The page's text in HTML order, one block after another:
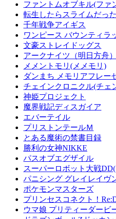
ファントムオブキル(ファ
転生したらスライムだっ
千年戦争アイギス
ワンピース バウンティラ
文豪ストレイドッグス
アークナイツ（明日方舟）
メメントモリ(メメモリ)
ダンまち メモリアフレー
チェインクロニクル(チェ
神姫プロジェクト
魔界戦記ディスガイア
エバーテイル
プリストンテールＭ
とある魔術の禁書目録
勝利の女神NIKKE
パスオブエグザイル
スーパーロボット大戦
パニシング グレイレイヴ
ポケモンマスターズ
プリンセスコネクト！
ウマ娘 プリティーダービ